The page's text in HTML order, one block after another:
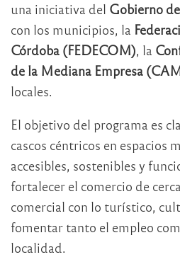
una iniciativa del Gobierno
con los municipios, la
Córdoba (FEDECOM), la
de la Mediana Empresa
locales.
El objetivo del programa es
cascos céntricos en espacios
accesibles, sostenibles y
fortalecer el comercio de
comercial con lo turístico,
fomentar tanto el empleo
localidad.